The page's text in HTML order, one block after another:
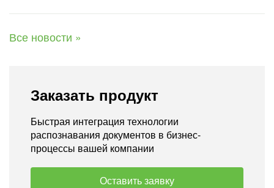
Все новости »
Заказать продукт
Быстрая интеграция технологии
распознавания документов в бизнес-
процессы вашей компании
Оставить заявку